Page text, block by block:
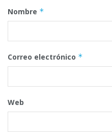
Nombre *
Correo electrónico *
Web